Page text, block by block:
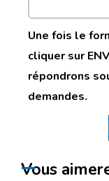
Une fois le
cliquer sur
répondrons
demandes.
Vous